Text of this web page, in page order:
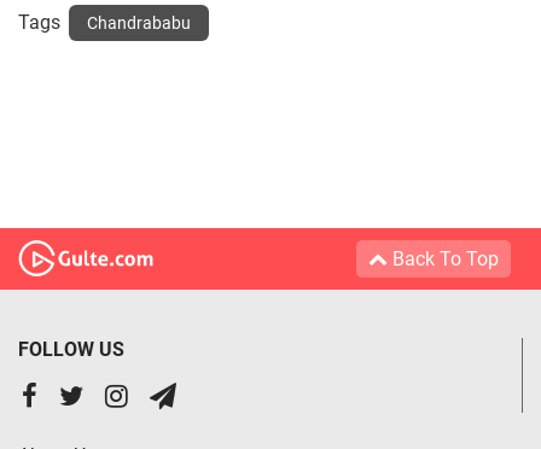
Tags Chandrababu
Back To Top
FOLLOW US